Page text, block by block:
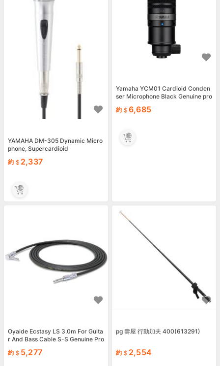
YAMAHA DM-305 Dynamic Micro
phone, Supercardioid
約
2,337
Yamaha YCM01 Cardioid Conden
ser Microphone Black Genuine pro
約 6,685
Oyaide Ecstasy LS 3.0m For Guita
r And Bass Cable S-S Genuine Pro
約 5,277
pg 壽屋 行動加夫 400(613291)
約 2,554